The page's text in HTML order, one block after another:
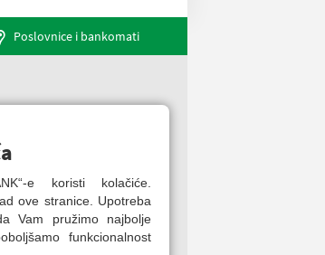
Poslovnice i bankomati
e koristi kolačiće.
ove stranice. Upotreba
Vam pružimo najbolje
funkcionalnost